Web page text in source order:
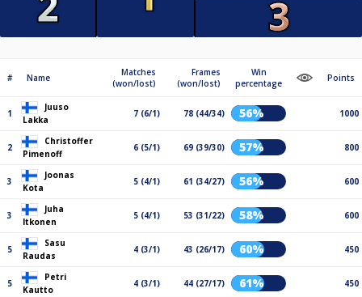
# Name
Matches
(won/lost)
Frames
(won/lost)
Win
percentage
Points
1
Juuso
Lakka
7 (6/1) 78 (44/34) 56% 1000
2
Christoffer
Pimenoff
6 (5/1) 69 (39/30) 57% 800
3
Joonas
Kota
5 (4/1) 61 (34/27) 56% 600
3
Juha
Itkonen
5 (4/1) 53 (31/22) 58% 600
5
Sasu
Raudas
4 (3/1) 43 (26/17) 60% 450
5
Petri
Kautto
4 (3/1) 44 (27/17) 61% 450